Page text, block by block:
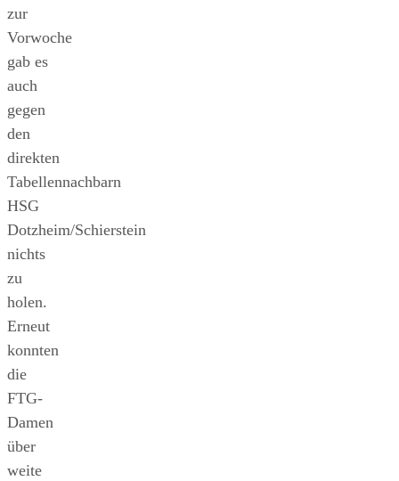
zur
Vorwoche
gab es
auch
gegen
den
direkten
Tabellennachbarn
HSG
Dotzheim/Schierstein
nichts
zu
holen.
Erneut
konnten
die
FTG-
Damen
über
weite